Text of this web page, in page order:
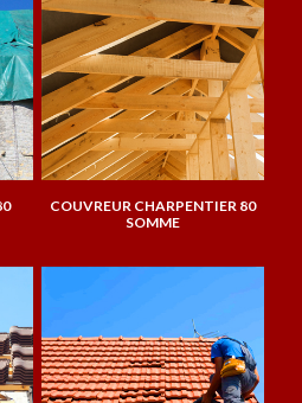
COUVREUR CHARPENTIER 80
SOMME